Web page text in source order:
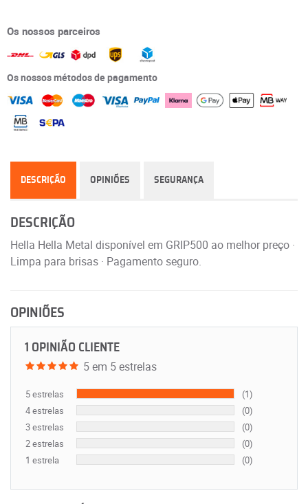
Os nossos parceiros
Os nossos métodos de pagamento
DESCRIÇÃO OPINIÕES SEGURANÇA
DESCRIÇÃO
Hella Hella Metal disponível em GRIP500 ao melhor preço ·
Limpa para brisas · Pagamento seguro.
OPINIÕES
1 OPINIÃO CLIENTE
5 em 5 estrelas
5 estrelas
(1)
4 estrelas
(0)
3 estrelas
(0)
2 estrelas
(0)
1 estrela
(0)